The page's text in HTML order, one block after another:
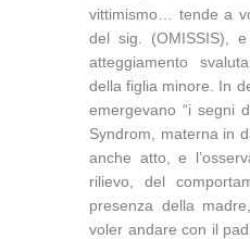
vittimismo… tende a
del sig. (OMISSIS),
atteggiamento
della figlia minore. In
emergevano “i segni
Syndrom, materna in
anche atto, e
rilievo, del
presenza della
voler andare con il